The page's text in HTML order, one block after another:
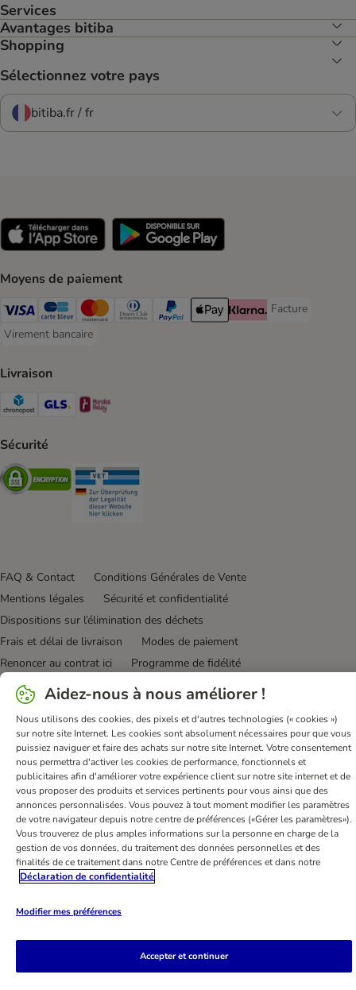
Services
Avantages bitiba
Shopping
Sélectionnez votre pays
bitiba.fr / fr
Moyens de paiement
Visa Payment Method
carte bleue Payment Method
Master Card Payment Method
Diners Club Payment Method
Paypal Payment Method
Apple Pay Payment Method
Klarna Payment Method
Facture
Facture
Virement bancaire
Virement bancaire Payment Method
Livraison
Chronopost Shipping Method
GLS Shipping Method
Sécurité
Security
FAQ & Contact
Conditions Générales de Vente
Mentions légales
Sécurité et confidentialité
Dispositions sur l’élimination des déchets
Frais et délai de livraison
Modes de paiement
Renoncer au contrat ici
Programme de fidélité
Application mobile
Programme d'affiliation
Déclaration d'accessibilité
bitiba GmbH2026
Aidez-nous à nous améliorer !
Nous utilisons des cookies, des pixels et d'autres technologies (« cookies »)
sur notre site Internet. Les cookies sont absolument nécessaires pour que vous
puissiez naviguer et faire des achats sur notre site Internet. Votre consentement
nous permettra d'activer les cookies de performance, fonctionnels et
publicitaires afin d'améliorer votre expérience client sur notre site internet et de
vous proposer des produits et services pertinents pour vous ainsi que des
annonces personnalisées. Vous pouvez à tout moment modifier les paramètres
de votre navigateur depuis notre centre de préférences («Gérer les paramètres»).
Vous trouverez de plus amples informations sur la personne en charge de la
gestion de vos données, du traitement des données personnelles et des
finalités de ce traitement dans notre Centre de préférences et dans notre
Déclaration de confidentialité
Modifier mes préférences
Accepter et continuer